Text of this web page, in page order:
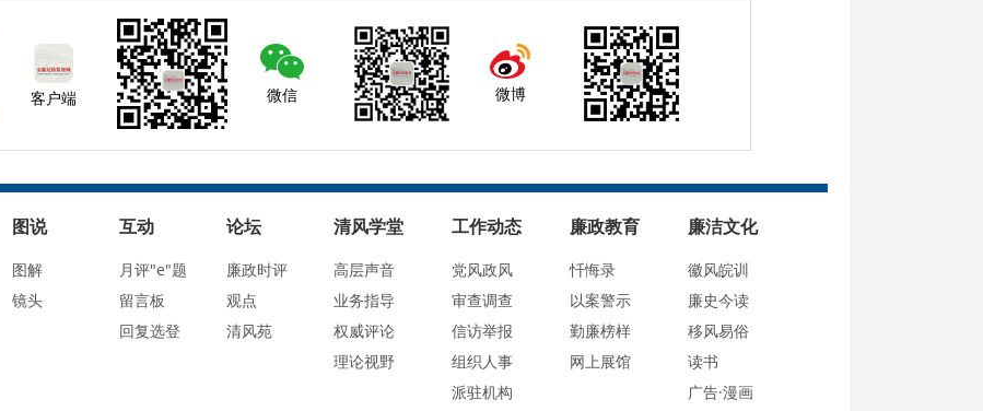
客户端 微信 微博
图说
图解
镜头
互动
月评"e"题
留言板
回复选登
论坛
廉政时评
观点
清风苑
清风学堂
高层声音
业务指导
权威评论
理论视野
工作动态
党风政风
审查调查
信访举报
组织人事
派驻机构
廉政教育
忏悔录
以案警示
勤廉榜样
网上展馆
廉洁文化
徽风皖训
廉史今读
移风易俗
读书
广告·漫画